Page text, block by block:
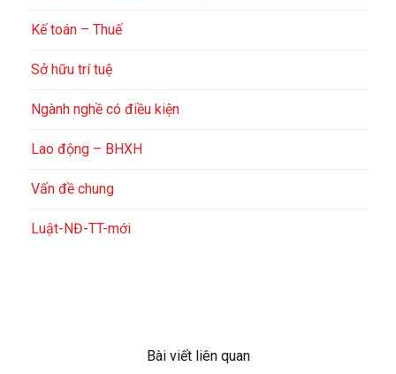
Kế toán – Thuế
Sở hữu trí tuệ
Ngành nghề có điều kiện
Lao động – BHXH
Vấn đề chung
Luật-NĐ-TT-mới
Bài viết liên quan